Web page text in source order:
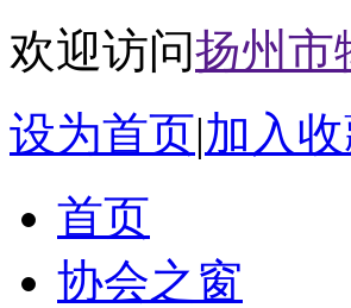
欢迎访问扬州市
设为首页|加入
首页
协会之窗